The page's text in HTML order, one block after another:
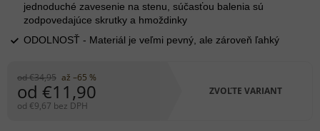
od €34,95 až –65 %
od €11,90
od €9,67 bez DPH
ZVOĽTE VARIANT
jednoduché zavesenie na stenu, súčasťou balenia sú
zodpovedajúce skrutky a hmoždinky
ODOLNOSŤ - Materiál je veľmi pevný, ale zároveň ľahký